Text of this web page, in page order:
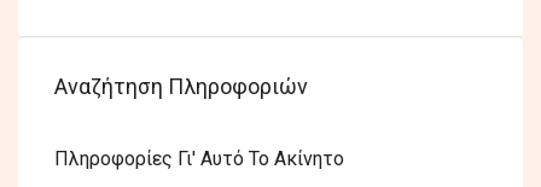
Αναζήτηση Πληροφοριών
Πληροφορίες Γι' Αυτό Το Ακίνητο